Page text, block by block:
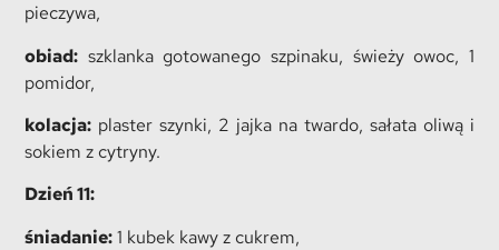
pieczywa,
obiad: szklanka gotowanego szpinaku, świeży owoc, 1
pomidor,
kolacja: plaster szynki, 2 jajka na twardo, sałata oliwą i
sokiem z cytryny.
Dzień 11:
śniadanie:1 kubek kawy z cukrem,